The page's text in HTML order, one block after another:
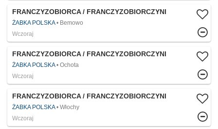
FRANCZYZOBIORCA / FRANCZYZOBIORCZYNI
ŻABKA POLSKA
Bemowo
Wczoraj
FRANCZYZOBIORCA / FRANCZYZOBIORCZYNI
ŻABKA POLSKA
Ochota
Wczoraj
FRANCZYZOBIORCA / FRANCZYZOBIORCZYNI
ŻABKA POLSKA
Włochy
Wczoraj